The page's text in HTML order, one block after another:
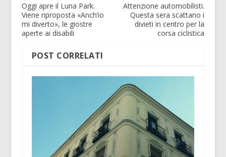
Oggi apre il Luna Park.
Viene riproposta «Anch’io
mi diverto», le giostre
aperte ai disabili
Attenzione automobilisti.
Questa sera scattano i
divieti in centro per la
corsa ciclistica
POST CORRELATI